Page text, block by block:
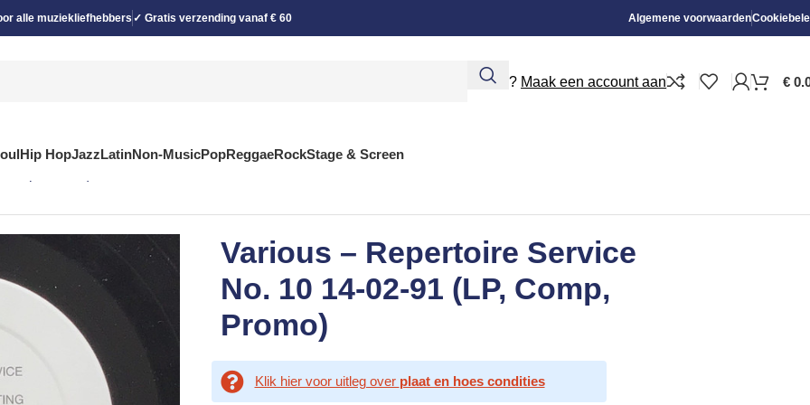
alle muziekliefhebbers ✓ Gratis verzending vanaf € 60 Algemene voorwaarden
Nieuw? Maak een account aan €
Hip HopJazzLatinNon-MusicPopReggaeRockStage & Screen
Various – Repertoire Service
No. 10 14-02-91 (LP, Comp,
Promo)
Klik hier voor uitleg over plaat en hoes condities